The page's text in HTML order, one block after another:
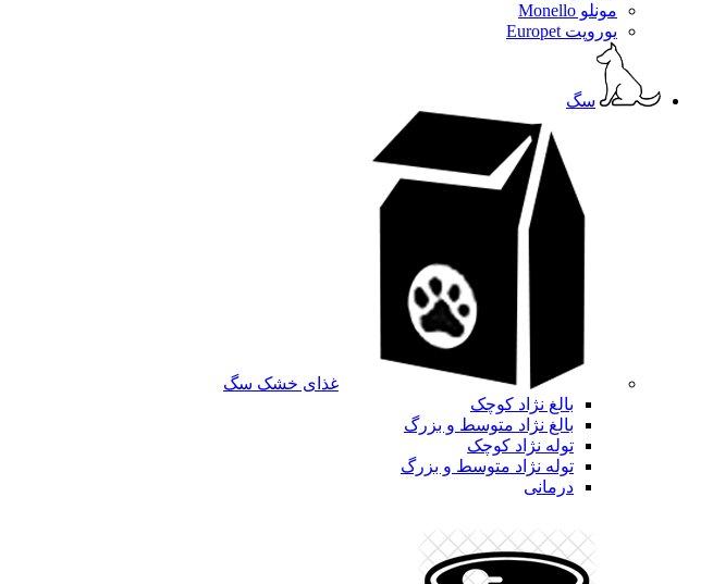
مونلو Monello
یوروپت Europet
سگ
غذای خشک سگ
بالغ نژاد کوچک
بالغ نژاد متوسط و بزرگ
توله نژاد کوچک
توله نژاد متوسط و بزرگ
درمانی